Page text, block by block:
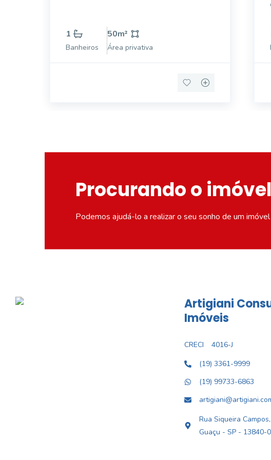
1
Banheiros
50m²
Área privativa
Procurando o
Podemos ajudá-lo a realizar o seu sonho de um
Artigiani
Imóveis
CRECI
4016-J
(19) 3361-9999
(19) 99733-6863
Rua Siqueira
Guaçu - SP - 13840-